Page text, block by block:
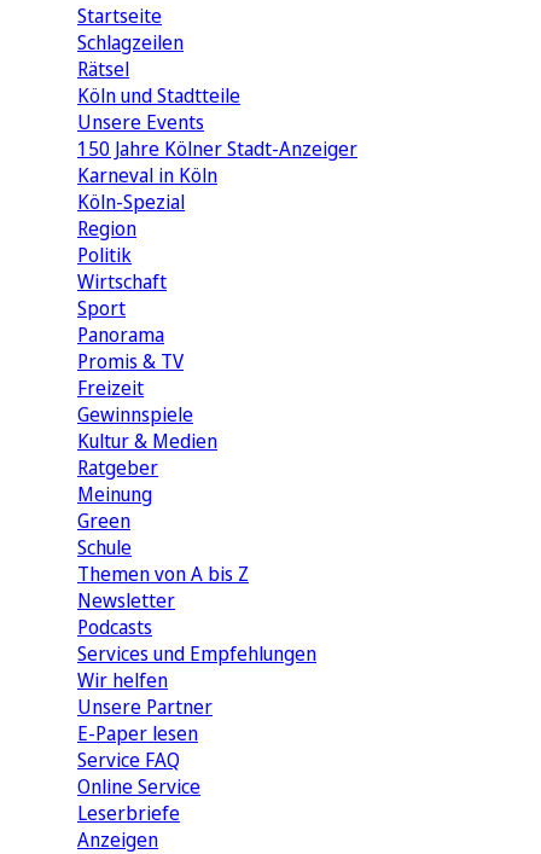
Startseite
Schlagzeilen
Rätsel
Köln und Stadtteile
Unsere Events
150 Jahre Kölner Stadt-Anzeiger
Karneval in Köln
Köln-Spezial
Region
Politik
Wirtschaft
Sport
Panorama
Promis & TV
Freizeit
Gewinnspiele
Kultur & Medien
Ratgeber
Meinung
Green
Schule
Themen von A bis Z
Newsletter
Podcasts
Services und Empfehlungen
Wir helfen
Unsere Partner
E-Paper lesen
Service FAQ
Online Service
Leserbriefe
Anzeigen